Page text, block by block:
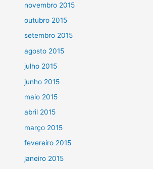
novembro 2015
outubro 2015
setembro 2015
agosto 2015
julho 2015
junho 2015
maio 2015
abril 2015
março 2015
fevereiro 2015
janeiro 2015